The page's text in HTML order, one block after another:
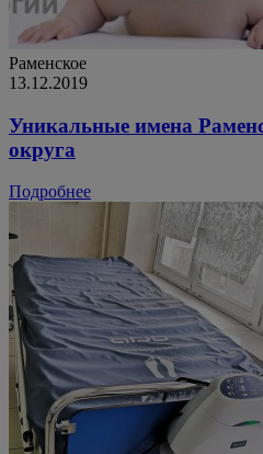
Раменское
13.12.2019
Уникальные имена
округа
Подробнее